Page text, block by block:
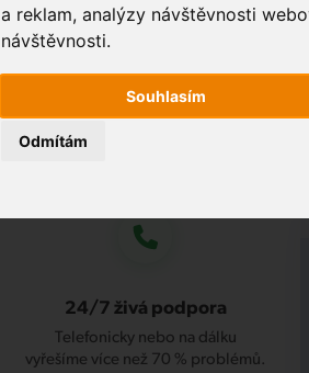
a reklam, analýzy návštěvnosti
návštěvnosti.
Souhlasím
Odmítám
24/7 živá podpora
Telefonicky nebo na dálku
vyřešíme více než 70 % problémů.